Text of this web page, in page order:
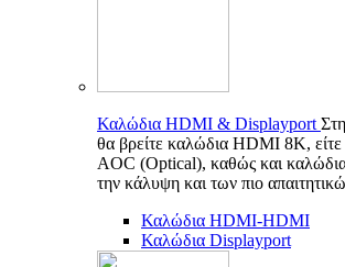
Καλώδια HDMI & Displayport
θα βρείτε καλώδια HDMI 8K, είτε
AOC (Optical), καθώς και
την κάλυψη και των πιο
Καλώδια HDMI-HDMI
Καλώδια Displayport